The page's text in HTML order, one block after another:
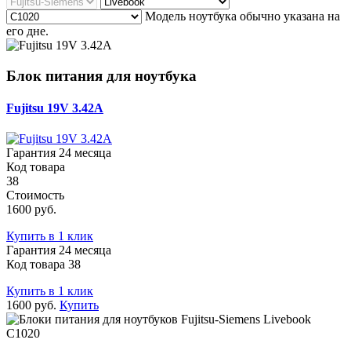
Модель ноутбука обычно указана на
его дне.
Блок питания для ноутбука
Fujitsu 19V 3.42A
Гарантия 24 месяца
Код товара
38
Стоимость
1600 руб.
Купить в 1 клик
Гарантия 24 месяца
Код товара 38
Купить в 1 клик
1600 руб. Купить